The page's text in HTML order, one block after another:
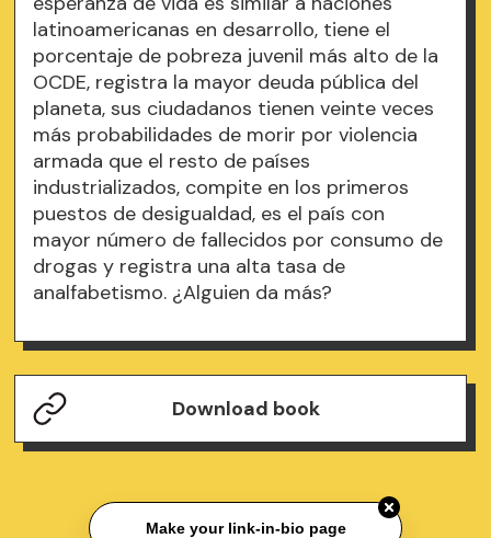
latinoamericanas en desarrollo, tiene el
porcentaje de pobreza juvenil más alto de la
OCDE, registra la mayor deuda pública del
planeta, sus ciudadanos tienen veinte veces
más probabilidades de morir por violencia
armada que el resto de países
industrializados, compite en los primeros
puestos de desigualdad, es el país con
mayor número de fallecidos por consumo de
drogas y registra una alta tasa de
analfabetismo. ¿Alguien da más?
Download book
Make your link-in-bio page